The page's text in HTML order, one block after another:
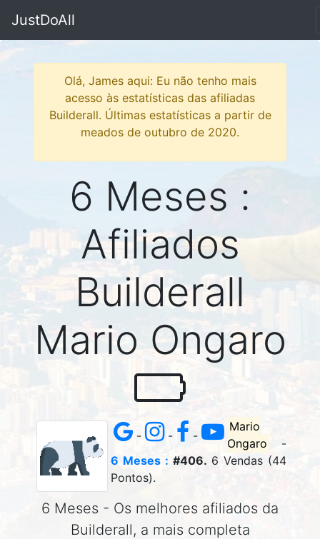
JustDoAll
Olá, James aqui: Eu não tenho mais
acesso às estatísticas das afiliadas
Builderall. Últimas estatísticas a partir de
meados de outubro de 2020.
6 Meses :
Afiliados
Builderall
Mario Ongaro
- - -
Mario
Ongaro
-
6 Meses : #406. 6 Vendas (44
Pontos).
6 Meses - Os melhores afiliados da
Builderall, a mais completa